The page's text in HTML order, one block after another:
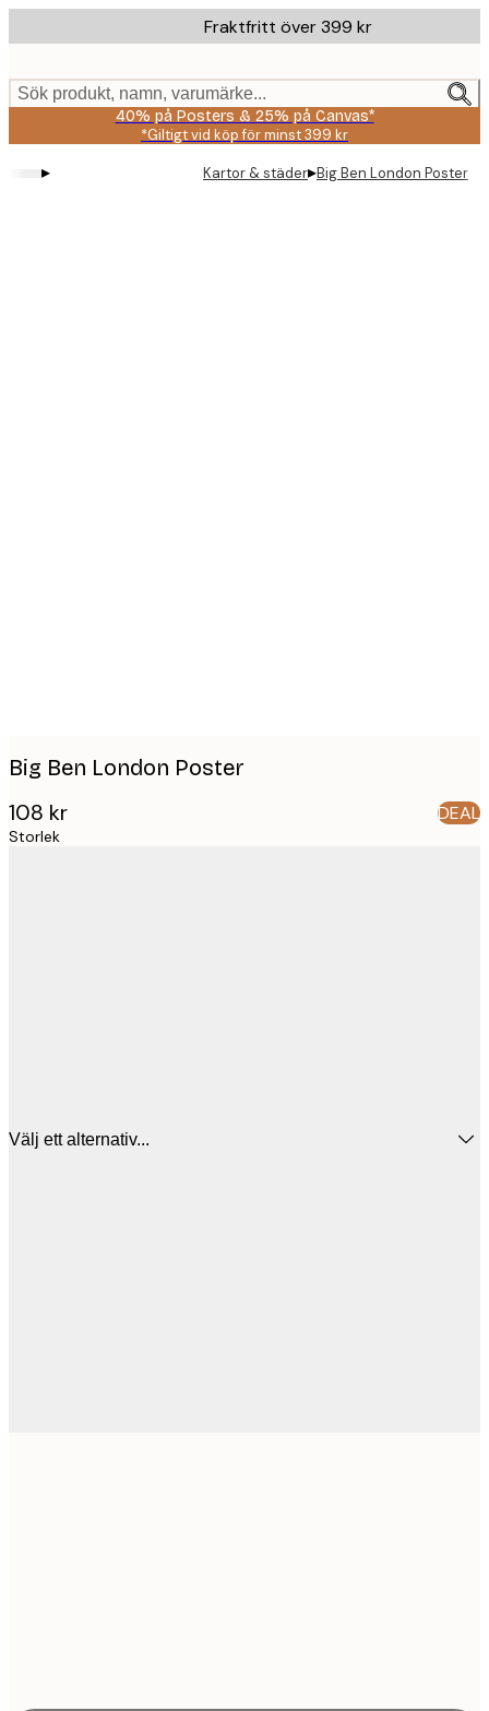
to
content.
Fraktfritt över 399 kr
Sök produkt, namn, varumärke...
40% på Posters & 25% på Canvas*
*Giltigt vid köp för minst 399 kr
▸ Kartor & städer▸Big Ben London Poster
Big Ben London Poster
108 kr DEAL
Storlek
Välj ett alternativ...